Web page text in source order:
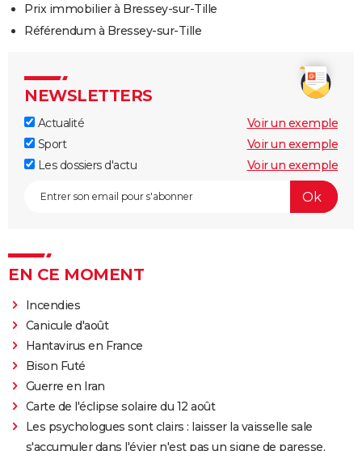
Prix immobilier à Bressey-sur-Tille
Référendum à Bressey-sur-Tille
NEWSLETTERS
Actualité
Voir un exemple
Sport
Voir un exemple
Les dossiers d'actu
Voir un exemple
EN CE MOMENT
Incendies
Canicule d'août
Hantavirus en France
Bison Futé
Guerre en Iran
Carte de l'éclipse solaire du 12 août
Les psychologues sont clairs : laisser la vaisselle sale
s'accumuler dans l'évier n'est pas un signe de paresse,